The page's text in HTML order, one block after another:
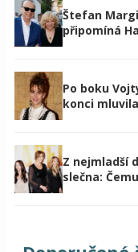
Štefan
připomíná
Po boku
konci
Z nejmladší
slečna: